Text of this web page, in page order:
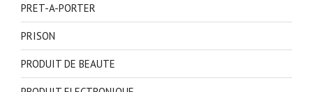
PRET-A-PORTER
PRISON
PRODUIT DE BEAUTE